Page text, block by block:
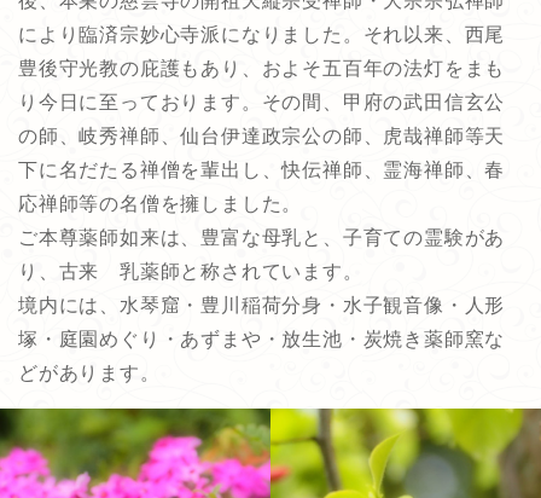
により臨済宗妙心寺派になりました。それ以来、西尾
豊後守光教の庇護もあり、およそ五百年の法灯をまも
り今日に至っております。その間、甲府の武田信玄公
の師、岐秀禅師、仙台伊達政宗公の師、虎哉禅師等天
下に名だたる禅僧を輩出し、快伝禅師、霊海禅師、春
応禅師等の名僧を擁しました。
ご本尊薬師如来は、豊富な母乳と、子育ての霊験があ
り、古来 乳薬師と称されています。
境内には、水琴窟・豊川稲荷分身・水子観音像・人形
塚・庭園めぐり・あずまや・放生池・炭焼き薬師窯な
どがあります。